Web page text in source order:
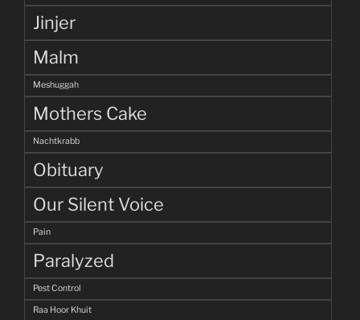
Jinjer
Malm
Meshuggah
Mothers Cake
Nachtkrabb
Obituary
Our Silent Voice
Pain
Paralyzed
Pest Control
Raa Hoor Khuit